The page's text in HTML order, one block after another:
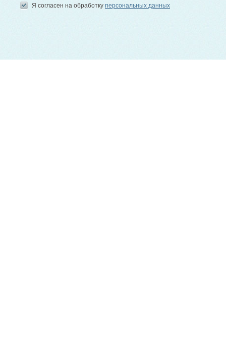
Я согласен на обработку персональных данных